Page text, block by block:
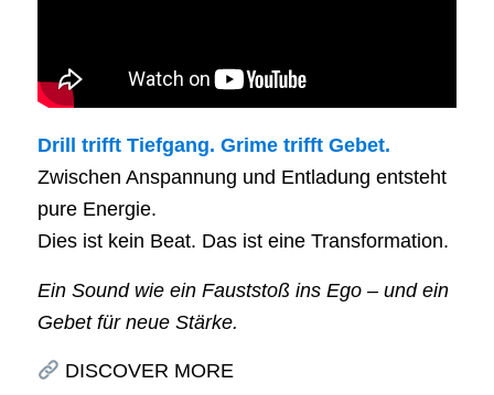
Drill trifft Tiefgang. Grime trifft Gebet.
Zwischen Anspannung und Entladung entsteht
pure Energie.
Dies ist kein Beat. Das ist eine Transformation.
Ein Sound wie ein Fauststoß ins Ego – und ein
Gebet für neue Stärke.
DISCOVER MORE